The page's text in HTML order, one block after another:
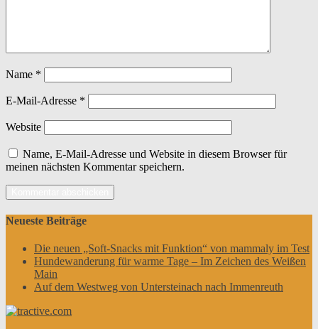
Name *
E-Mail-Adresse *
Website
Name, E-Mail-Adresse und Website in diesem Browser für
meinen nächsten Kommentar speichern.
Neueste Beiträge
Die neuen „Soft-Snacks mit Funktion“ von mammaly im Test
Hundewanderung für warme Tage – Im Zeichen des Weißen
Main
Auf dem Westweg von Untersteinach nach Immenreuth